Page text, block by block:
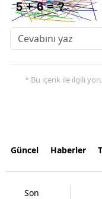
* Bu içerik ile ilgili
Güncel Haberler
Son